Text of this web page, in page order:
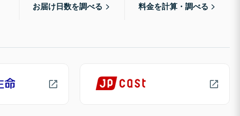
お届け日数を調べる 料金を計算・調べる